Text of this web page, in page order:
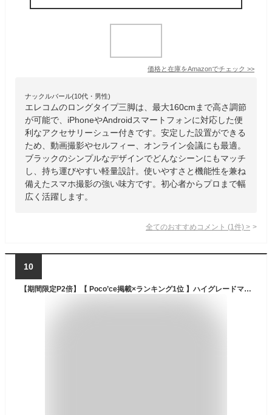
価格と在庫をAmazonでチェック >>
ナックルバール(10代・男性)
エレコムのロングタイプ三脚は、最大160cmまで高さ調節
が可能で、iPhoneやAndroidスマートフォンに対応した便
利なアクセサリーシュー付きです。安定した設置ができる
ため、動画撮影やセルフィー、オンライン会議にも最適。
ブラックのシンプルなデザインでどんなシーンにもマッチ
し、持ち運びやすい軽量設計。使いやすさと機能性を兼ね
備えたスマホ撮影の強い味方です。初心者からプロまで幅
広く活躍します。
全てのおすすめコメント (1 件) >
10
【期間限定P2倍】【 Poco’ce掲載×ランキング1位 】ハイグレードマグネット式スマホ三脚 / 三脚 スマホ 長い 高い マグネット magsafe対応 スマホスタンド スマホ三脚 三脚スタンド マグネットスタンド iphone Android メタルリング付属 軽量 コンパクト 収納袋付 165cm